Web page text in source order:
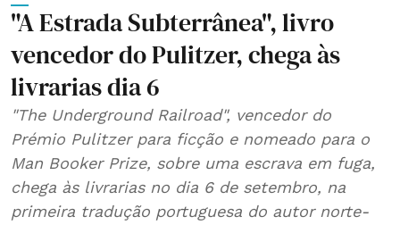
"A Estrada Subterrânea", livro
vencedor do Pulitzer, chega às
livrarias dia 6
"The Underground Railroad", vencedor do
Prémio Pulitzer para ficção e nomeado para o
Man Booker Prize, sobre uma escrava em fuga,
chega às livrarias no dia 6 de setembro, na
primeira tradução portuguesa do autor norte-